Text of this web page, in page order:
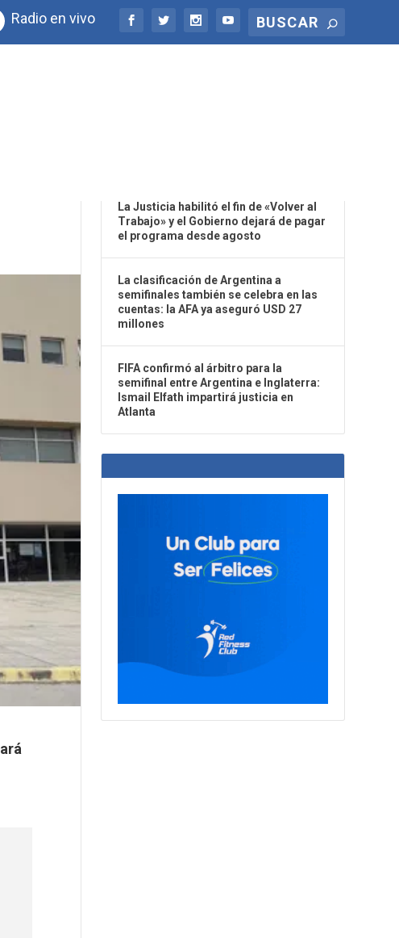
Radio en vivo
La Justicia habilitó el fin de «Volver al
Trabajo» y el Gobierno dejará de pagar
el programa desde agosto
La clasificación de Argentina a
semifinales también se celebra en las
cuentas: la AFA ya aseguró USD 27
millones
FIFA confirmó al árbitro para la
semifinal entre Argentina e Inglaterra:
Ismail Elfath impartirá justicia en
Atlanta